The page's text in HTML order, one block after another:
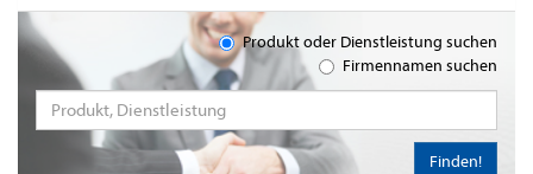
Produkt oder Dienstleistung suchen
Firmennamen suchen
Finden!